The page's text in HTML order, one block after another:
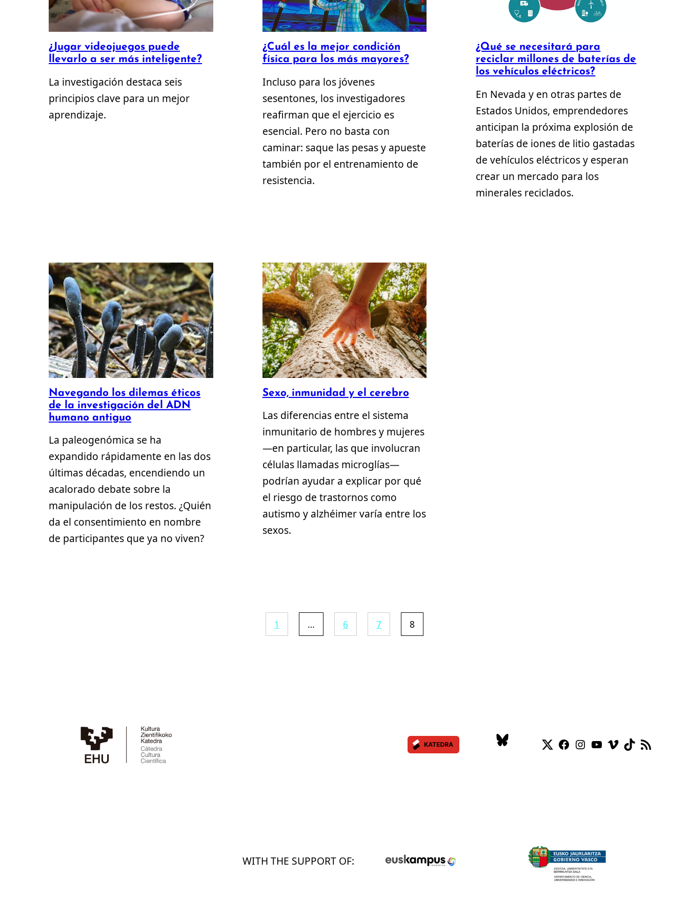
¿Jugar videojuegos puede
llevarlo a ser más inteligente?
La investigación destaca seis
principios clave para un mejor
aprendizaje.
¿Cuál es la mejor condición
física para los más mayores?
Incluso para los jóvenes
sesentones, los investigadores
reafirman que el ejercicio es
esencial. Pero no basta con
caminar: saque las pesas y apueste
también por el entrenamiento de
resistencia.
¿Qué se necesitará para
reciclar millones de baterías de
los vehículos eléctricos?
En Nevada y en otras partes de
Estados Unidos, emprendedores
anticipan la próxima explosión de
baterías de iones de litio gastadas
de vehículos eléctricos y esperan
crear un mercado para los
minerales reciclados.
Navegando los dilemas éticos
de la investigación del ADN
humano antiguo
La paleogenómica se ha
expandido rápidamente en las dos
últimas décadas, encendiendo un
acalorado debate sobre la
manipulación de los restos. ¿Quién
da el consentimiento en nombre
de participantes que ya no viven?
Sexo, inmunidad y el cerebro
Las diferencias entre el sistema
inmunitario de hombres y mujeres
—en particular, las que involucran
células llamadas microglías—
podrían ayudar a explicar por qué
el riesgo de trastornos como
autismo y alzhéimer varía entre los
sexos.
1 … 6 7 8
Twitter
Facebook
Instagram
YouTube
Vimeo
TikTok
RSS Feed
WITH THE SUPPORT OF: